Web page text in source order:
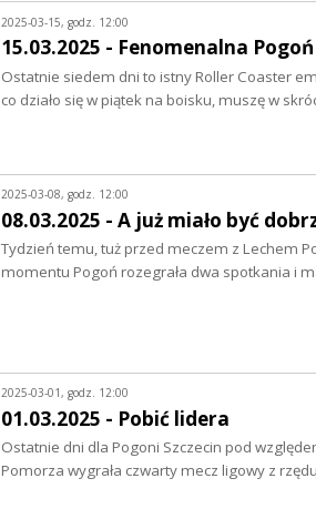
2025-03-15, godz. 12:00
15.03.2025 - Fenomenalna
Ostatnie siedem dni to istny Roller Coaster
co działo się w piątek na boisku, muszę w
2025-03-08, godz. 12:00
08.03.2025 - A już miało być
Tydzień temu, tuż przed meczem z Lechem
momentu Pogoń rozegrała dwa spotkania i
2025-03-01, godz. 12:00
01.03.2025 - Pobić lidera
Ostatnie dni dla Pogoni Szczecin pod
Pomorza wygrała czwarty mecz ligowy z